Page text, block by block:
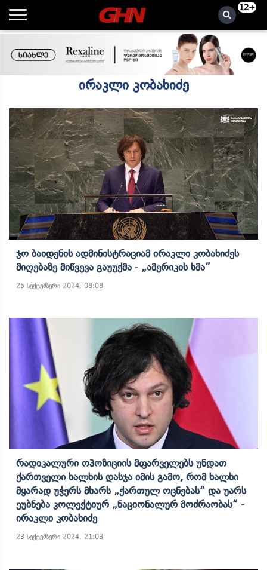
12+
ირაკლი კობახიძე
Ჯო Ბაიდენის Ადმინისტრაციამ Ირაკლი Კობახიძეს
Მიღებაზე Მიწვევა Გაუუქმა - „ამერიკის Ხმა”
25 სექტემბერი 2024, 08:08
Რადიკალური Ოპოზიციის Მფარველებს Უნდათ
Ქართველი Ხალხის Დასჯა Იმის Გამო, Რომ Ხალხი
Მყარად Უჭერს Მხარს „ქართულ Ოცნებას“ Და Უარს
Ეუბნება Კოლექტიურ „ნაციონალურ Მოძრაობას“ -
Ირაკლი Კობახიძე
23 სექტემბერი 2024, 21:03